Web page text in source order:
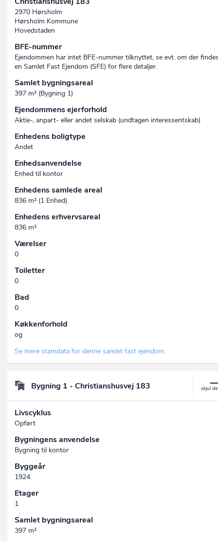
2970 Hørsholm
Hørsholm Kommune
Hovedstaden
BFE-nummer
Ejendommen har intet BFE-nummer tilknyttet, se evt. om der
en Samlet Fast Ejendom (SFE) for flere detaljer.
Samlet bygningsareal
397 m² (Bygning 1)
Ejendommens ejerforhold
Aktie-, anpart- eller andet selskab (undtagen interessent­skab)
Enhedens boligtype
Andet
Enhedsanvendelse
Enhed til kontor
Enhedens samlede areal
836 m² (1 Enhed)
Enhedens erhvervsareal
836 m²
Værelser
0
Toiletter
0
Bad
0
Køkkenforhold
og
Se mere stamdata for denne samlet fast ejendom.
Bygning 1 - Christianshusvej 183
Livscyklus
Opført
Bygningens anvendelse
Bygning til kontor
Byggeår
1924
Etager
1
Samlet bygningsareal
397 m²